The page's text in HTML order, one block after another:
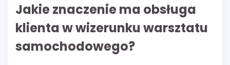
Jakie znaczenie ma obsługa
klienta w wizerunku warsztatu
samochodowego?